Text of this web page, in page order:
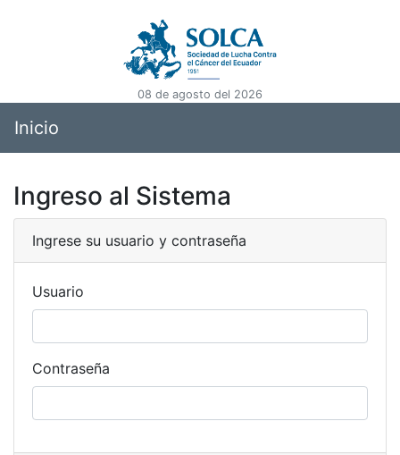
08 de agosto del 2026
Inicio
Ingreso al Sistema
Ingrese su usuario y contraseña
Usuario
Contraseña